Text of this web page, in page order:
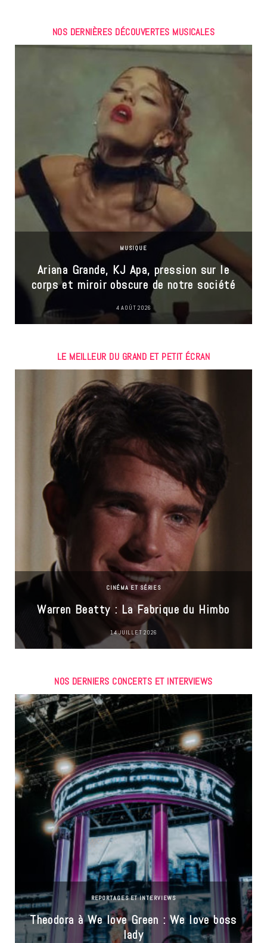
NOS DERNIÈRES DÉCOUVERTES MUSICALES
MUSIQUE
Ariana Grande, KJ Apa, pression sur le
corps et miroir obscure de notre société
4 AOÛT 2026
LE MEILLEUR DU GRAND ET PETIT ÉCRAN
CINÉMA ET SÉRIES
Warren Beatty : La Fabrique du Himbo
14 JUILLET 2026
NOS DERNIERS CONCERTS ET INTERVIEWS
REPORTAGES ET INTERVIEWS
Theodora à We love Green : We love boss
lady